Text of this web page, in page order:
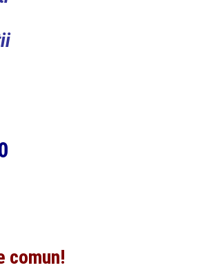
comun!